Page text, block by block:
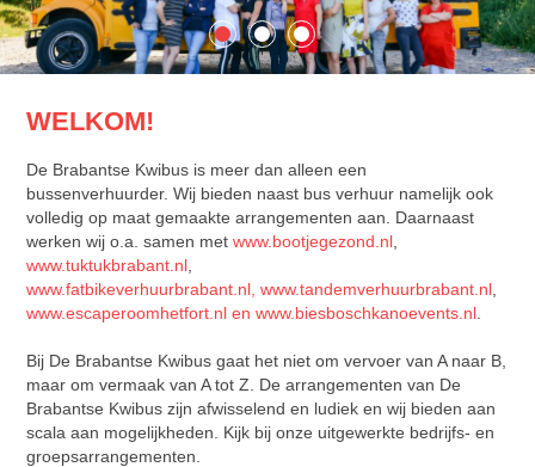
WELKOM!
De Brabantse Kwibus is meer dan alleen een
bussenverhuurder. Wij bieden naast bus verhuur namelijk ook
volledig op maat gemaakte arrangementen aan. Daarnaast
werken wij o.a. samen metwww.bootjegezond.nl
www.tuktukbrabant.nl
www.fatbikeverhuurbrabant.nl, www.tandemverhuurbrabant.nl
www.escaperoomhetfort.nl en www.biesboschkanoevents.nl
Bij De Brabantse Kwibus gaat het niet om vervoer van A naar B,
maar om vermaak van A tot Z. De arrangementen van De
Brabantse Kwibus zijn afwisselend en ludiek en wij bieden aan
scala aan mogelijkheden. Kijk bij onze uitgewerkte bedrijfs- en
groepsarrangementen.